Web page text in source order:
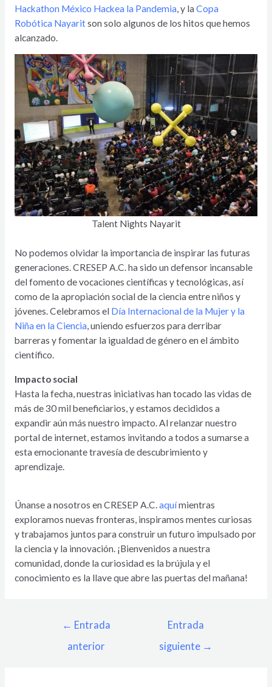
Hackathon México Hackea la Pandemia , y la Copa
Robótica Nayaritson solo algunos de los hitos que hemos
alcanzado.
Talent Nights Nayarit
No podemos olvidar la importancia de inspirar las futuras
generaciones. CRESEP A.C. ha sido un defensor incansable
del fomento de vocaciones científicas y tecnológicas, así
como de la apropiación social de la ciencia entre niños y
jóvenes. Celebramos el Día Internacional de la Mujer y la
Niña en la Ciencia, uniendo esfuerzos para derribar
barreras y fomentar la igualdad de género en el ámbito
científico.
Impacto social
Hasta la fecha, nuestras iniciativas han tocado las vidas de
más de 30 mil beneficiarios, y estamos decididos a
expandir aún más nuestro impacto. Al relanzar nuestro
portal de internet, estamos invitando a todos a sumarse a
esta emocionante travesía de descubrimiento y
aprendizaje.
Únanse a nosotros en CRESEP A.C.aquímientras
exploramos nuevas fronteras, inspiramos mentes curiosas
y trabajamos juntos para construir un futuro impulsado por
la ciencia y la innovación. ¡Bienvenidos a nuestra
comunidad, donde la curiosidad es la brújula y el
conocimiento es la llave que abre las puertas del mañana!
← Entrada
anterior
Entrada
siguiente →